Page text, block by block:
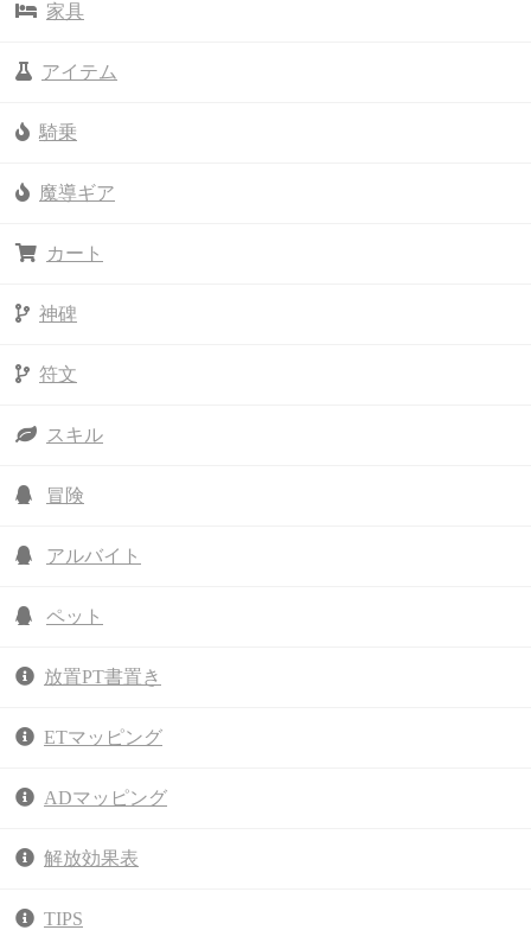
家具
アイテム
騎乗
魔導ギア
カート
神碑
符文
スキル
冒険
アルバイト
ペット
放置PT書置き
ETマッピング
ADマッピング
解放効果表
TIPS